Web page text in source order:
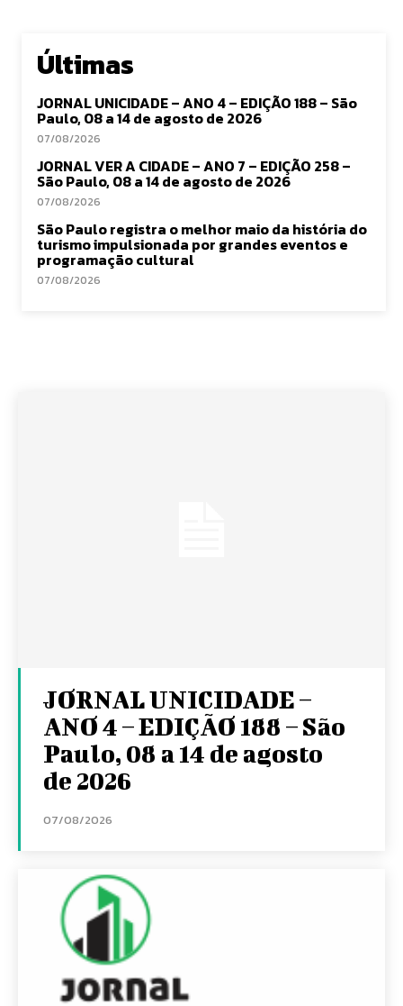
Últimas
JORNAL UNICIDADE – ANO 4 – EDIÇÃO 188 – São
Paulo, 08 a 14 de agosto de 2026
07/08/2026
JORNAL VER A CIDADE – ANO 7 – EDIÇÃO 258 –
São Paulo, 08 a 14 de agosto de 2026
07/08/2026
São Paulo registra o melhor maio da história do
turismo impulsionada por grandes eventos e
programação cultural
07/08/2026
JORNAL UNICIDADE –
ANO 4 – EDIÇÃO 188 – São
Paulo, 08 a 14 de agosto
de 2026
07/08/2026